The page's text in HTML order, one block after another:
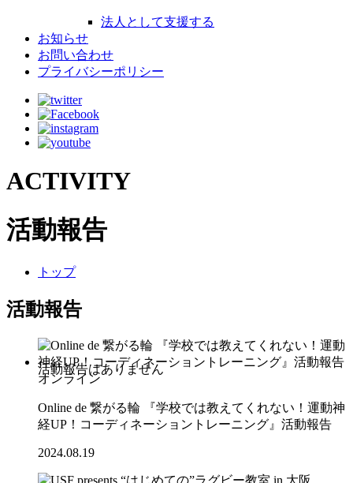
法人として支援する
お知らせ
お問い合わせ
プライバシーポリシー
ACTIVITY
活動報告
トップ
活動報告
オンライン
Online de 繋がる輪 『学校では教えてくれない！運動神
経UP！コーディネーショントレーニング』活動報告
2024.08.19